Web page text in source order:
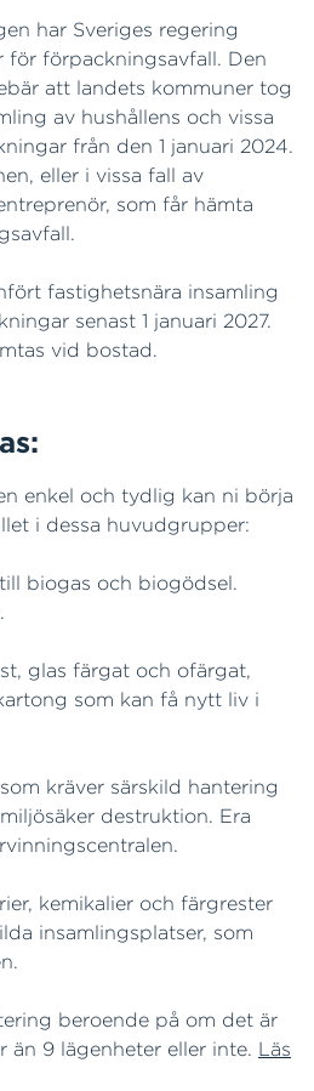
har Sveriges regering
för förpackningsavfall. Den
att landets kommuner tog
av hushållens och vissa
från den 1 januari 2024.
eller i vissa fall av
som får hämta
fastighetsnära insamling
senast 1 januari 2027.
vid bostad.
enkel och tydlig kan ni börja
i dessa huvudgrupper:
biogas och biogödsel.
glas färgat och ofärgat,
som kan få nytt liv i
kräver särskild hantering
destruktion. Era
kemikalier och färgrester
insamlingsplatser, som
beroende på om det är
än 9 lägenheter eller inte. Läs